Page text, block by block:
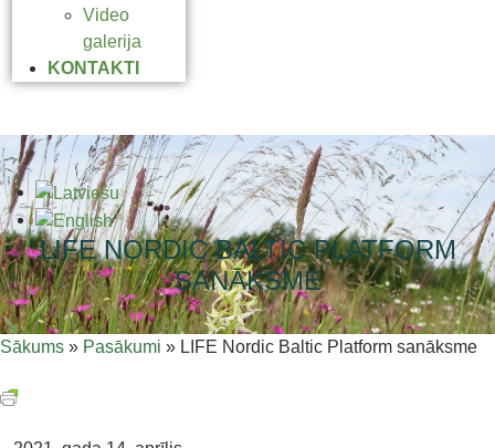
Video
galerija
KONTAKTI
LIFE NORDIC BALTIC PLATFORM
SANĀKSME
Sākums » Pasākumi » LIFE Nordic Baltic Platform sanāksme